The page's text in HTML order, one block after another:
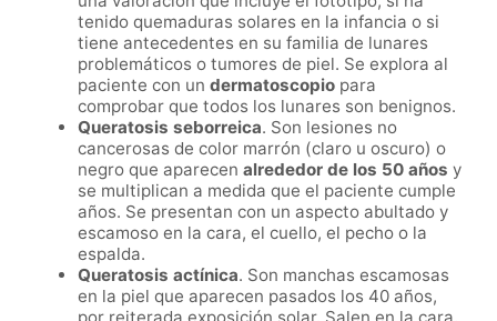
tenido quemaduras solares en la infancia o si
tiene antecedentes en su familia de lunares
problemáticos o tumores de piel. Se explora al
paciente con un dermatoscopio para
comprobar que todos los lunares son benignos.
Queratosis seborreica. Son lesiones no
cancerosas de color marrón (claro u oscuro) o
negro que aparecen alrededor de los 50 años y
se multiplican a medida que el paciente cumple
años. Se presentan con un aspecto abultado y
escamoso en la cara, el cuello, el pecho o la
espalda.
Queratosis actínica. Son manchas escamosas
en la piel que aparecen pasados los 40 años,
por reiterada exposición solar. Salen en la cara,